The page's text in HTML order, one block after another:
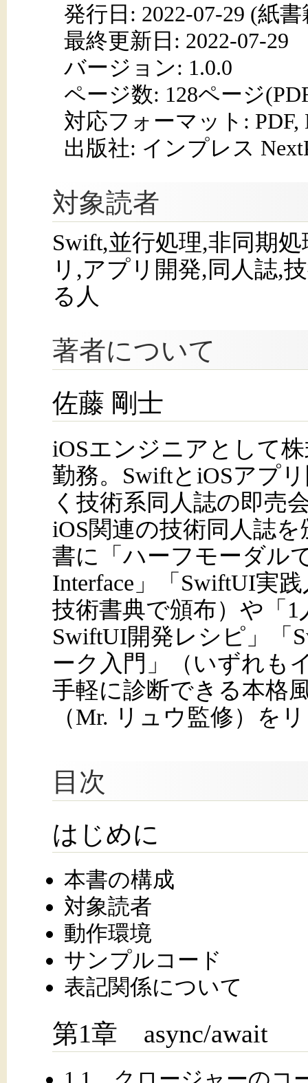
発行日: 2022-07-29 (紙書
最終更新日: 2022-07-29
バージョン: 1.0.0
ページ数: 128ページ
対応フォーマット: PDF,
出版社: インプレス
対象読者
Swift,並行処理,非同期
リ,アプリ開発,同人誌,
る人
著者について
佐藤 剛士
iOSエンジニアとして
勤務。SwiftとiOSアプ
く技術系同人誌の即売
iOS関連の技術同人誌
書に「ハーフモーダル
Interface」「SwiftUI実
技術書典で頒布）や「
SwiftUI開発レシピ」「
ーク入門」（いずれも
手軽に診断できる本格
（Mr. リュウ監修）を
目次
はじめに
本書の構成
対象読者
動作環境
サンプルコード
表記関係について
第1章 async/await